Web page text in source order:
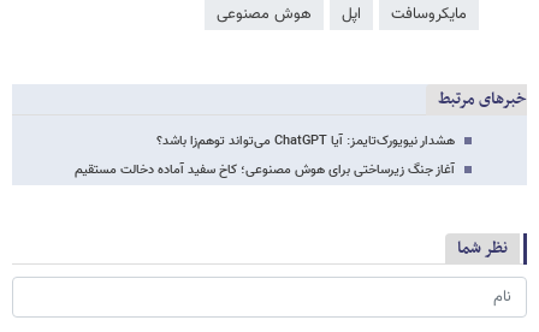
مایکروسافت اپل هوش مصنوعی
خبرهای مرتبط
هشدار نیویورک‌تایمز: آیا ChatGPT می‌تواند توهم‌زا باشد؟
آغاز جنگ زیرساختی برای هوش مصنوعی؛ کاخ سفید آماده دخالت مستقیم
نظر شما